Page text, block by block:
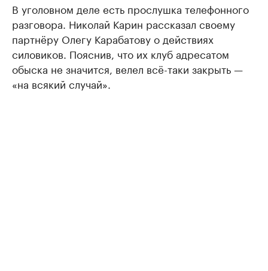
В уголовном деле есть прослушка телефонного
разговора. Николай Карин рассказал своему
партнёру Олегу Карабатову о действиях
силовиков. Пояснив, что их клуб адресатом
обыска не значится, велел всё-таки закрыть —
«на всякий случай».